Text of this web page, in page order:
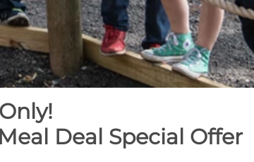
Deal Special Offer